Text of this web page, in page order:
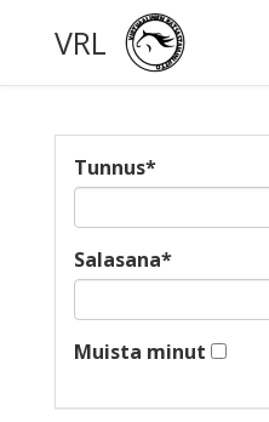
VRL
Tunnus*
Salasana*
Muista minut